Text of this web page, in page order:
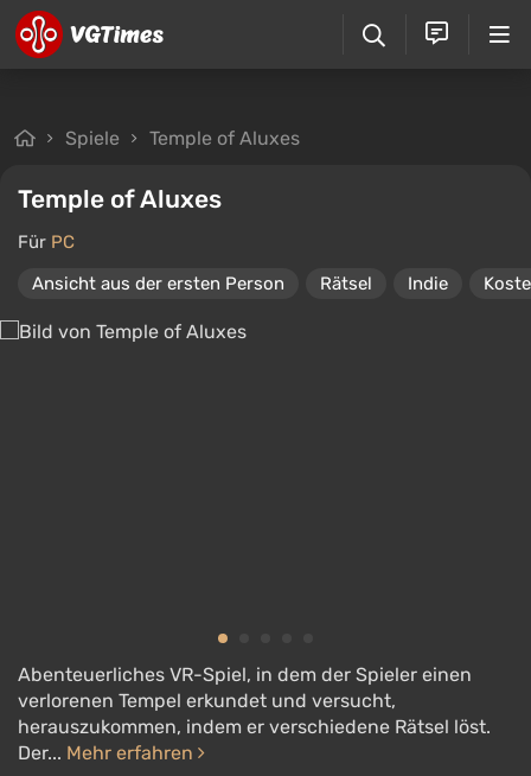
Spiele Temple of Aluxes
Temple of Aluxes
Für PC
Ansicht aus der ersten Person
Rätsel Indie
Abenteuerliches VR-Spiel, in dem der Spieler einen
verlorenen Tempel erkundet und versucht,
herauszukommen, indem er verschiedene Rätsel löst.
Der... Mehr erfahren